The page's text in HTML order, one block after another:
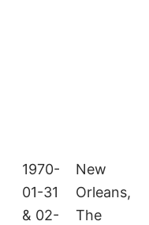
1970-
01-31
& 02-
New
Orleans,
The